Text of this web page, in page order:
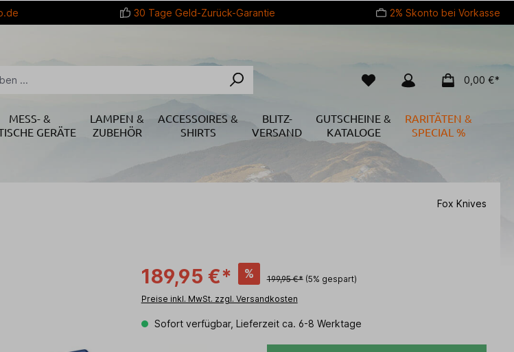
30 Tage Geld-Zurück-Garantie 2% Skonto bei Vorkasse
0,00 €*
MESS- &
GERÄTE
LAMPEN &
ZUBEHÖR
ACCESSOIRES &
SHIRTS
BLITZ-
VERSAND
GUTSCHEINE &
KATALOGE
RARITÄTEN &
SPECIAL %
Fox Knives
189,95 €* % 199,95 €* (5% gespart)
Preise inkl. MwSt. zzgl. Versandkosten
Sofort verfügbar, Lieferzeit ca. 6-8 Werktage